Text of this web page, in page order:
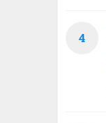
4